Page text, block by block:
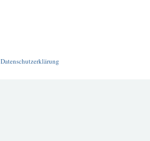
Datenschutzerklärung